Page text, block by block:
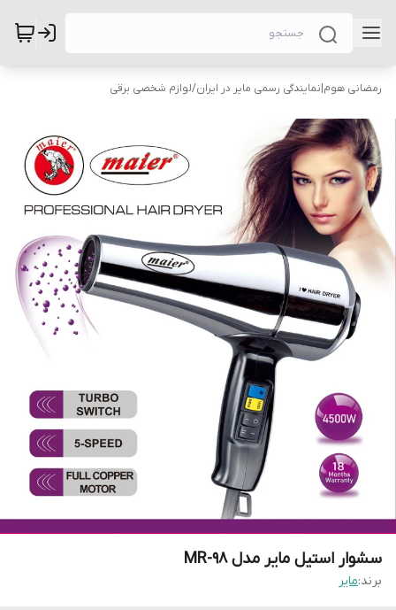
رمضانی هوم|نمایندگی رسمی مایر در ایران/لوازم شخصی برقی
سشوار استیل مایر مدل MR-98
برند:مایر